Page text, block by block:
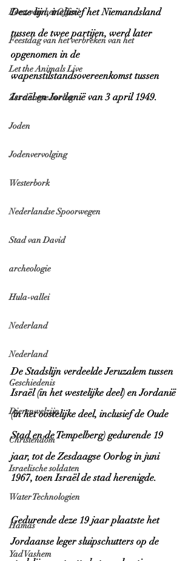
Feest van het Offer'
Feestdag van het verbreken van het
Let the Animals Live
Zes daagse oorlog
Joden
Jodenvervolging
Westerbork
Nederlandse Spoorwegen
Stad van David
archeologie
Hula-vallei
Nederland
Nederland
Geschiedenis
Dierenwelzijn
Christendom
Israelische soldaten
Water Technologien
Hamas
Yad Vashem
Deze lijn, inclusief het Niemandsland
tussen de twee partijen, werd later
opgenomen in de
wapenstilstandsovereenkomst tussen
Israël en Jordanië van 3 april 1949.
De Stadslijn verdeelde Jeruzalem tussen
Israël (in het westelijke deel) en Jordanië
(in het oostelijke deel, inclusief de Oude
Stad en de Tempelberg) gedurende 19
jaar, tot de Zesdaagse Oorlog in juni
1967, toen Israël de stad herenigde.
Gedurende deze 19 jaar plaatste het
Jordaanse leger sluipschutters op de